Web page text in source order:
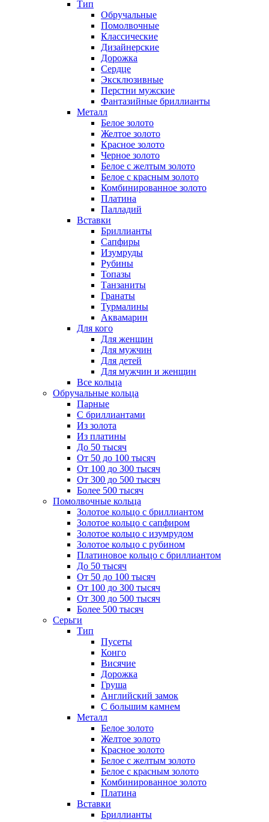
Тип
Обручальные
Помолвочные
Классические
Дизайнерские
Дорожка
Сердце
Эксклюзивные
Перстни мужские
Фантазийные бриллианты
Металл
Белое золото
Желтое золото
Красное золото
Черное золото
Белое с желтым золото
Белое с красным золото
Комбинированное золото
Платина
Палладий
Вставки
Бриллианты
Сапфиры
Изумруды
Рубины
Топазы
Танзаниты
Гранаты
Турмалины
Аквамарин
Для кого
Для женщин
Для мужчин
Для детей
Для мужчин и женщин
Все кольца
Обручальные кольца
Парные
С бриллиантами
Из золота
Из платины
До 50 тысяч
От 50 до 100 тысяч
От 100 до 300 тысяч
От 300 до 500 тысяч
Более 500 тысяч
Помолвочные кольца
Золотое кольцо с бриллиантом
Золотое кольцо с сапфиром
Золотое кольцо с изумрудом
Золотое кольцо с рубином
Платиновое кольцо с бриллиантом
До 50 тысяч
От 50 до 100 тысяч
От 100 до 300 тысяч
От 300 до 500 тысяч
Более 500 тысяч
Серьги
Тип
Пусеты
Конго
Висячие
Дорожка
Груша
Английский замок
С большим камнем
Металл
Белое золото
Желтое золото
Красное золото
Белое с желтым золото
Белое с красным золото
Комбинированное золото
Платина
Вставки
Бриллианты